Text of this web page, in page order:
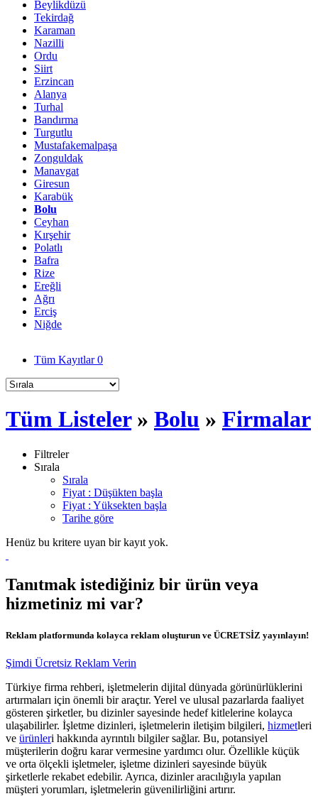
Beylikdüzü
Tekirdağ
Karaman
Nazilli
Ordu
Siirt
Erzincan
Alanya
Turhal
Bandırma
Turgutlu
Mustafakemalpaşa
Zonguldak
Manavgat
Giresun
Karabük
Bolu
Ceyhan
Kırşehir
Polatlı
Bafra
Rize
Ereğli
Ağrı
Erciş
Niğde
Tüm Kayıtlar0
Tüm Listeler» Bolu » Firmalar
Filtreler
Sırala
Sırala
Fiyat : Düşükten başla
Fiyat : Yüksekten başla
Tarihe göre
Henüz bu kritere uyan bir kayıt yok.
Tanıtmak istediğiniz bir ürün veya
hizmetiniz mi var?
Reklam platformunda kolayca reklam oluşturun ve ÜCRETSİZ yayınlayın!
Şimdi Ücretsiz Reklam Verin
Türkiye firma rehberi, işletmelerin dijital dünyada görünürlüklerini
artırmaları için önemli bir araçtır. Yerel ve ulusal pazarlarda faaliyet
gösteren şirketler, bu dizinler sayesinde hedef kitlelerine kolayca
ulaşabilirler. İşletme dizinleri, işletmelerin iletişim bilgileri, hizmetleri
ve ürünleri hakkında ayrıntılı bilgiler sağlar. Bu, potansiyel
müşterilerin doğru karar vermesine yardımcı olur. Özellikle küçük
ve orta ölçekli işletmeler, işletme dizinleri sayesinde büyük
şirketlerle rekabet edebilir. Ayrıca, dizinler aracılığıyla yapılan
müşteri yorumları, işletmelerin güvenilirliğini artırır.